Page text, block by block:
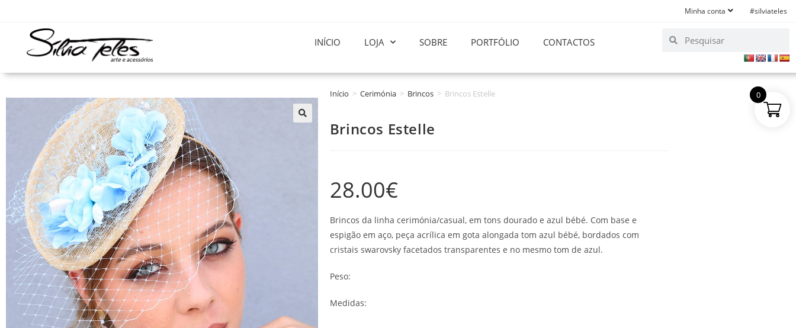
Minha conta #silviateles
INÍCIO LOJA SOBRE PORTFÓLIO CONTACTOS
Início > Cerimónia > Brincos > Brincos Estelle
Brincos Estelle
28.00€
Brincos da linha cerimónia/casual, em tons dourado e azul bébé. Com base e
espigão em aço, peça acrílica em gota alongada tom azul bébé, bordados com
cristais swarovsky facetados transparentes e no mesmo tom de azul.
Peso:
Medidas:
0